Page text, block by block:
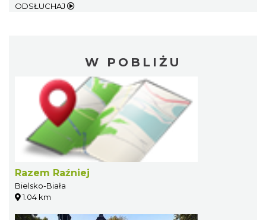
ODSŁUCHAJ
W POBLIŻU
Razem Raźniej
Bielsko-Biała
1.04 km